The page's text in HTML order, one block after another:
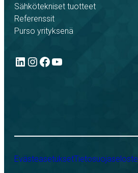
Sähkötekniset tuotteet
Referenssit
Purso yrityksenä
LinkedIn
Instagram
Facebook
YouTube
EvästeasetuksetTietosuojaseloste